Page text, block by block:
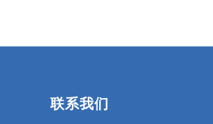
联系我们